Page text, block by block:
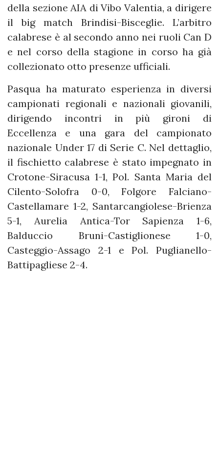
della sezione AIA di Vibo Valentia, a dirigere
il big match Brindisi-Bisceglie. L’arbitro
calabrese è al secondo anno nei ruoli Can D
e nel corso della stagione in corso ha già
collezionato otto presenze ufficiali.
Pasqua ha maturato esperienza in diversi
campionati regionali e nazionali giovanili,
dirigendo incontri in più gironi di
Eccellenza e una gara del campionato
nazionale Under 17 di Serie C. Nel dettaglio,
il fischietto calabrese è stato impegnato in
Crotone-Siracusa 1-1, Pol. Santa Maria del
Cilento-Solofra 0-0, Folgore Falciano-
Castellamare 1-2, Santarcangiolese-Brienza
5-1, Aurelia Antica-Tor Sapienza 1-6,
Balduccio Bruni-Castiglionese 1-0,
Casteggio-Assago 2-1 e Pol. Puglianello-
Battipagliese 2-4.